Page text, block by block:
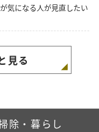
気になる人が見直したい
見る
除・暮らし